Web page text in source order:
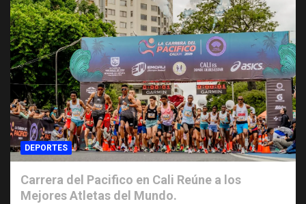
DEPORTES
Carrera del Pacifico en Cali Reúne a los
Mejores Atletas del Mundo.